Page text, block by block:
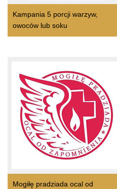
Kampania 5 porcji warzyw,
owoców lub soku
Mogiłę pradziada ocal od